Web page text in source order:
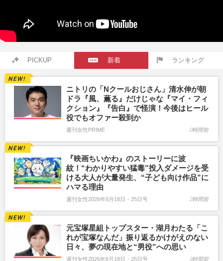
PICKUP 新着 ランキング
ニトリの「Nクールおじさん」清水伸が朝
ドラ『風、薫る』だけじゃな『マイ・フィ
クション』『告白』で怪演！今後はヒール
役でもオファー殺到か
週刊女性PRIME 0時間前
『映画ちいかわ』のストーリーに波
紋！“わかりやすい猛毒”投入ダメージを受
ける大人が大量発生、“子ども向け作品”に
ハマる理由
週刊女性2026年8月18日・25日号 2時間前
元宝塚星組トップスター・湖月わたる「こ
れが宝塚なんだ」振り返るかけがえのない
日々、夢の現在地と“男役”への思い
週刊女性2026年8月18日・25日号 3時間前